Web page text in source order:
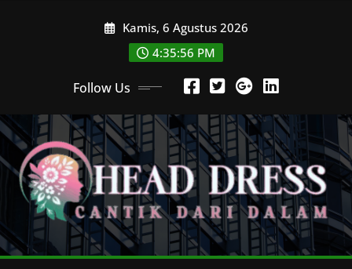
Kamis, 6 Agustus 2026
4:35:58 PM
Follow Us